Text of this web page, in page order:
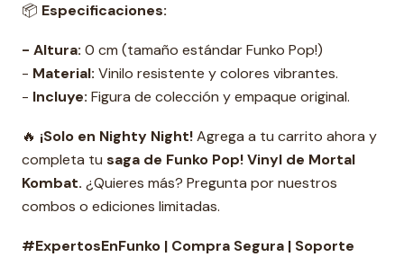
📦 Especificaciones:
- Altura: 0 cm (tamaño estándar Funko Pop!)
- Material: Vinilo resistente y colores vibrantes.
- Incluye: Figura de colección y empaque original.
🔥 ¡Solo en Nighty Night!Agrega a tu carrito ahora y
completa tu saga de Funko Pop! Vinyl de Mortal
Kombat. ¿Quieres más? Pregunta por nuestros
combos o ediciones limitadas.
#ExpertosEnFunko | Compra Segura | Soporte